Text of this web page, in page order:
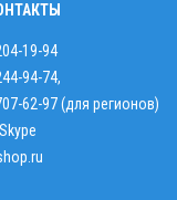
19-94
94-74,
62-97 (для регионов)